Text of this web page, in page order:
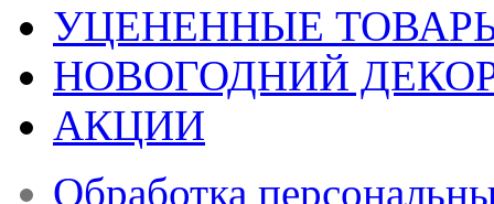
УЦЕНЕННЫЕ
НОВОГОДНИЙ
АКЦИИ
Обработка